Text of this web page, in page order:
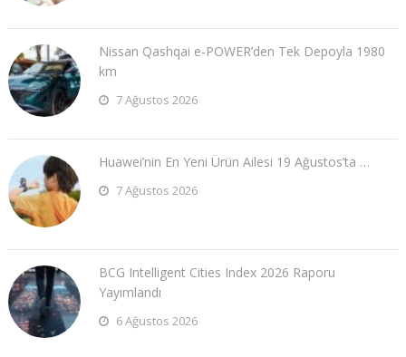
Nissan Qashqai e-POWER’den Tek Depoyla 1980
km
7 Ağustos 2026
Huawei’nin En Yeni Ürün Ailesi 19 Ağustos’ta …
7 Ağustos 2026
BCG Intelligent Cities Index 2026 Raporu
Yayımlandı
6 Ağustos 2026